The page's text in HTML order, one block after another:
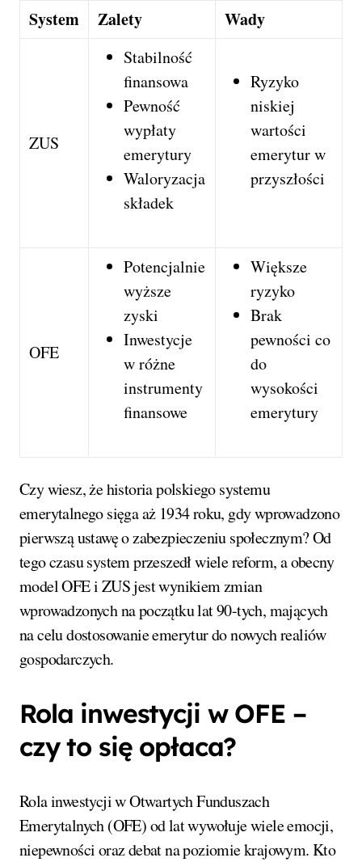
System Zalety Wady
ZUS
Stabilność
finansowa
Pewność
wypłaty
emerytury
Waloryzacja
składek
Ryzyko
niskiej
wartości
emerytur w
przyszłości
OFE
Potencjalnie
wyższe
zyski
Inwestycje
w różne
instrumenty
finansowe
Większe
ryzyko
Brak
pewności co
do
wysokości
emerytury
Czy wiesz, że historia polskiego systemu
emerytalnego sięga aż 1934 roku, gdy wprowadzono
pierwszą ustawę o zabezpieczeniu społecznym? Od
tego czasu system przeszedł wiele reform, a obecny
model OFE i ZUS jest wynikiem zmian
wprowadzonych na początku lat 90-tych, mających
na celu dostosowanie emerytur do nowych realiów
gospodarczych.
Rola inwestycji w OFE –
czy to się opłaca?
Rola inwestycji w Otwartych Funduszach
Emerytalnych (OFE) od lat wywołuje wiele emocji,
niepewności oraz debat na poziomie krajowym. Kto